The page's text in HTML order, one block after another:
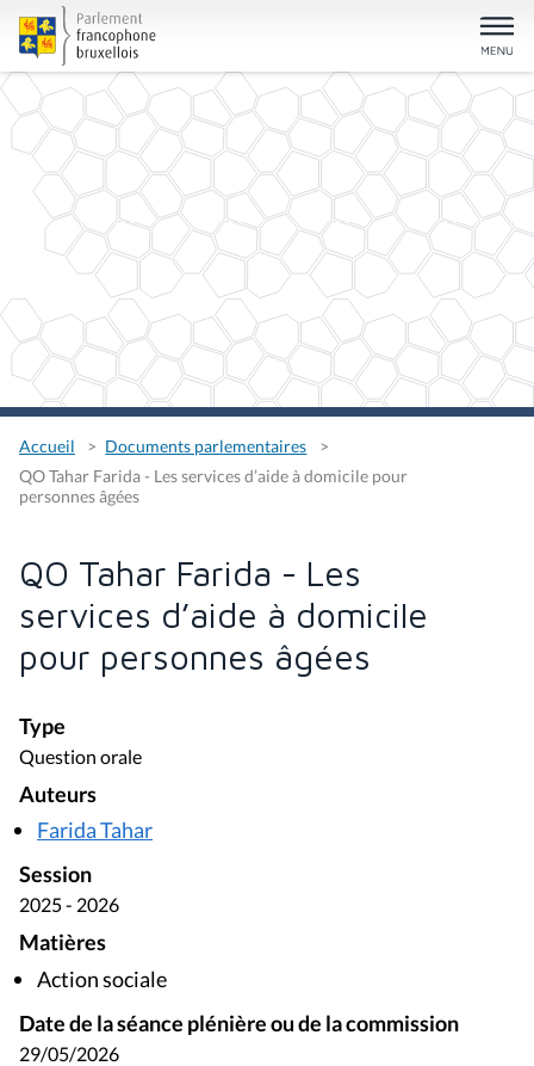
Accueil
Documents parlementaires
QO Tahar Farida - Les services d’aide à domicile pour
personnes âgées
QO Tahar Farida - Les
services d’aide à domicile
pour personnes âgées
Type
Question orale
Auteurs
Farida Tahar
Session
2025 - 2026
Matières
Action sociale
Date de la séance plénière ou de la commission
29/05/2026